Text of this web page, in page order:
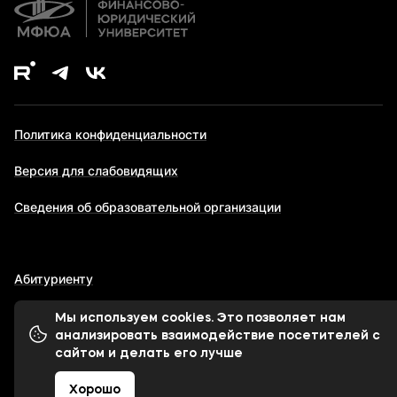
Политика конфиденциальности
Версия для слабовидящих
Сведения об образовательной организации
Абитуриенту
© 1998-2026 Московский финансово-юридический
университет МФЮА
Мы используем cookies. Это позволяет нам
анализировать взаимодействие посетителей с
сайтом и делать его лучше
Хорошо